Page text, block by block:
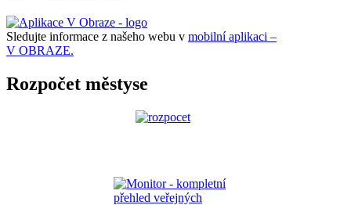
Sledujte informace z našeho webu v mobilní aplikaci –
V OBRAZE.
Rozpočet městyse